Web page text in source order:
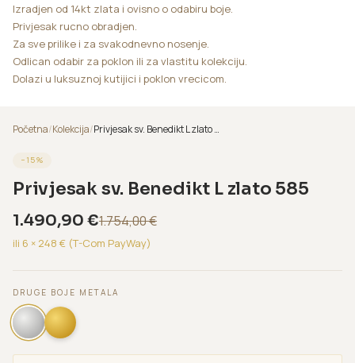
Izradjen od 14kt zlata i ovisno o odabiru boje.
Privjesak rucno obradjen.
Za sve prilike i za svakodnevno nosenje.
Odlican odabir za poklon ili za vlastitu kolekciju.
Dolazi u luksuznoj kutijici i poklon vrecicom.
Početna/Kolekcija/ Privjesak sv. Benedikt L zlato 585
− 15%
Privjesak sv. Benedikt L zlato 585
1.490,90 €1.754,00€
ili 6 × 248 € (T-Com PayWay)
DRUGE BOJE METALA